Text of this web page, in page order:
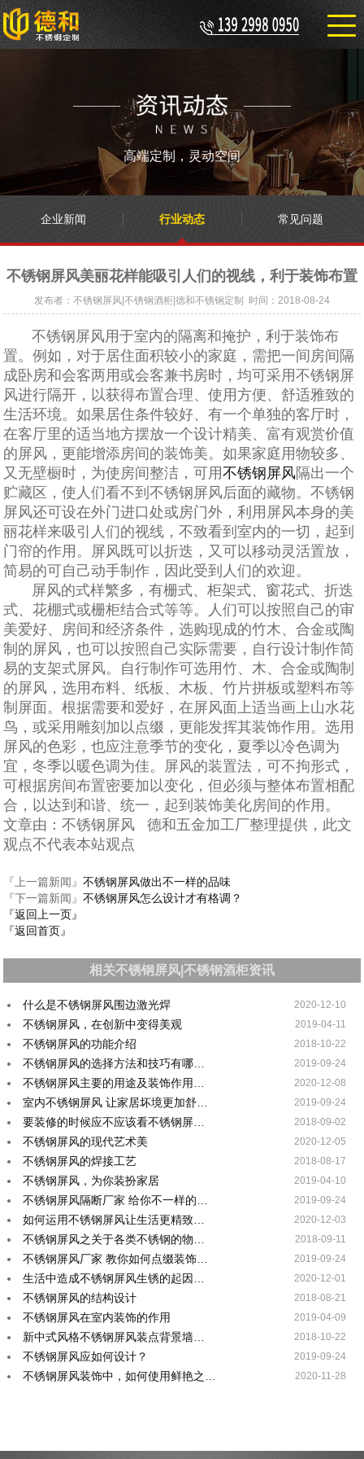
高端定制，灵动空间
企业新闻 行业动态 常见问题
不锈钢屏风美丽花样能吸引人们的视线，利于装饰布置
发布者：不锈钢屏风|不锈钢酒柜|德和不锈钢定制 时间：2018-08-24
不锈钢屏风用于室内的隔离和掩护，利于装饰布
置。例如，对于居住面积较小的家庭，需把一间房间隔
成卧房和会客两用或会客兼书房时，均可采用不锈钢屏
风进行隔开，以获得布置合理、使用方便、舒适雅致的
生活环境。如果居住条件较好、有一个单独的客厅时，
在客厅里的适当地方摆放一个设计精美、富有观赏价值
的屏风，更能增添房间的装饰美。如果家庭用物较多、
又无壁橱时，为使房间整洁，可用不锈钢屏风隔出一个
贮藏区，使人们看不到不锈钢屏风后面的藏物。不锈钢
屏风还可设在外门进口处或房门外，利用屏风本身的美
丽花样来吸引人们的视线，不致看到室内的一切，起到
门帘的作用。屏风既可以折迭，又可以移动灵活置放，
简易的可自己动手制作，因此受到人们的欢迎。
屏风的式样繁多，有栅式、柜架式、窗花式、折迭
式、花棚式或栅柜结合式等等。人们可以按照自己的审
美爱好、房间和经济条件，选购现成的竹木、合金或陶
制的屏风，也可以按照自己实际需要，自行设计制作简
易的支架式屏风。自行制作可选用竹、木、合金或陶制
的屏风，选用布料、纸板、木板、竹片拼板或塑料布等
制屏面。根据需要和爱好，在屏风面上适当画上山水花
鸟，或采用雕刻加以点缀，更能发挥其装饰作用。选用
屏风的色彩，也应注意季节的变化，夏季以冷色调为
宜，冬季以暖色调为佳。屏风的装置法，可不拘形式，
可根据房间布置密要加以变化，但必须与整体布置相配
合，以达到和谐、统一，起到装饰美化房间的作用。
文章由：不锈钢屏风 德和五金加工厂整理提供，此文
观点不代表本站观点
『上一篇新闻』不锈钢屏风做出不一样的品味
『下一篇新闻』不锈钢屏风怎么设计才有格调？
『返回上一页』
『返回首页』
相关不锈钢屏风|不锈钢酒柜资讯
什么是不锈钢屏风围边激光焊 2020-12-10
不锈钢屏风，在创新中变得美观 2019-04-11
不锈钢屏风的功能介绍 2018-10-22
不锈钢屏风的选择方法和技巧有哪… 2019-09-24
不锈钢屏风主要的用途及装饰作用… 2020-12-08
室内不锈钢屏风 让家居坏境更加舒… 2019-09-24
要装修的时候应不应该看不锈钢屏… 2018-09-02
不锈钢屏风的现代艺术美 2020-12-05
不锈钢屏风的焊接工艺 2018-08-17
不锈钢屏风，为你装扮家居 2019-04-10
不锈钢屏风隔断厂家 给你不一样的… 2019-09-24
如何运用不锈钢屏风让生活更精致… 2020-12-03
不锈钢屏风之关于各类不锈钢的物… 2018-09-11
不锈钢屏风厂家 教你如何点缀装饰… 2019-09-24
生活中造成不锈钢屏风生锈的起因… 2020-12-01
不锈钢屏风的结构设计 2018-08-21
不锈钢屏风在室内装饰的作用 2019-04-09
新中式风格不锈钢屏风装点背景墙… 2018-10-22
不锈钢屏风应如何设计？ 2019-09-24
不锈钢屏风装饰中，如何使用鲜艳之… 2020-11-28